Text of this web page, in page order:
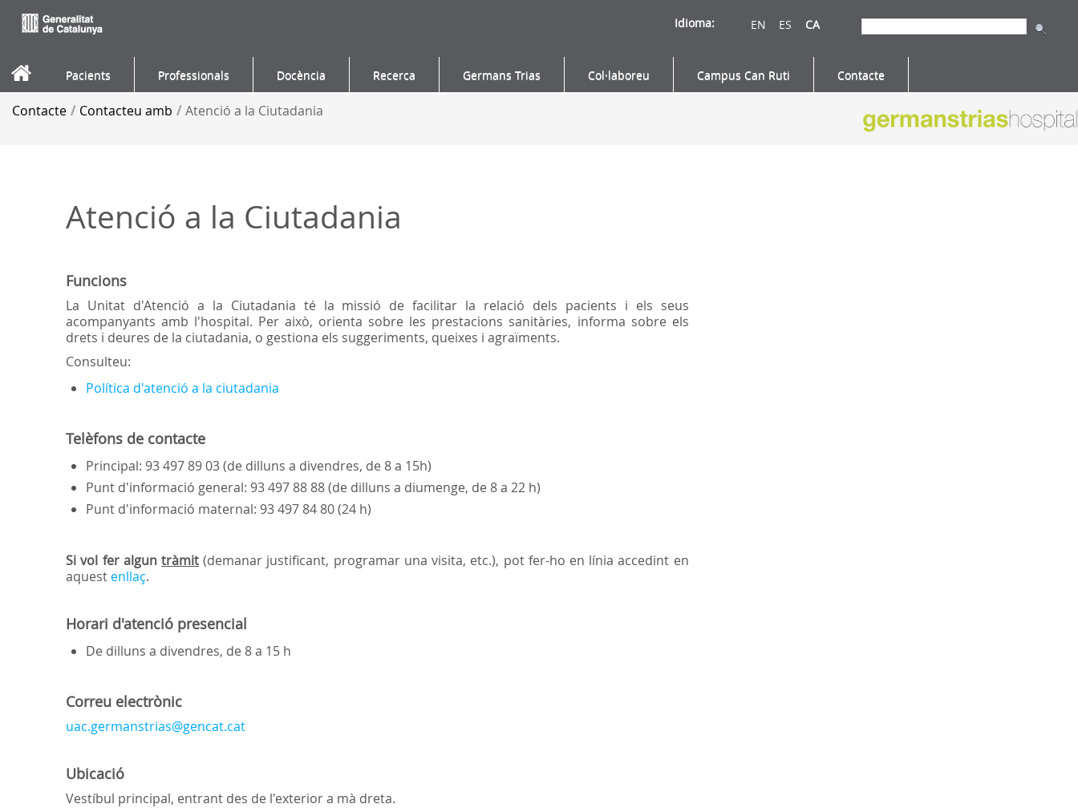
EN ES CA
Idioma:
Pacients Professionals Docència Recerca Germans Trias Col·laboreu Campus Can Ruti Contacte
Contacte / Contacteu amb / Atenció a la Ciutadania
Atenció a la Ciutadania
Funcions
La Unitat d'Atenció a la Ciutadania té la missió de facilitar la relació dels pacients i els seus
acompanyants amb l'hospital. Per això, orienta sobre les prestacions sanitàries, informa sobre els
drets i deures de la ciutadania, o gestiona els suggeriments, queixes i agraïments.
Consulteu:
Política d'atenció a la ciutadania
Telèfons de contacte
Principal: 93 497 89 03 (de dilluns a divendres, de 8 a 15h)
Punt d'informació general: 93 497 88 88 (de dilluns a diumenge, de 8 a 22 h)
Punt d'informació maternal: 93 497 84 80 (24 h)
Si vol fer alguntràmit (demanar justificant, programar una visita, etc.), pot fer-ho en línia accedint en
aquest enllaç.
Horari d'atenció presencial
De dilluns a divendres, de 8 a 15 h
Correu electrònic
uac.germanstrias@gencat.cat
Ubicació
Vestíbul principal, entrant des de l'exterior a mà dreta.